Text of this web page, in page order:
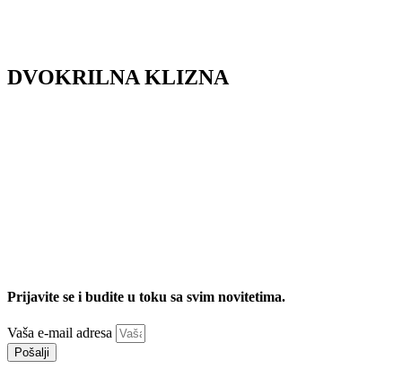
DVOKRILNA KLIZNA
Prijavite se i budite u toku sa svim novitetima.
Vaša e-mail adresa
Pošalji